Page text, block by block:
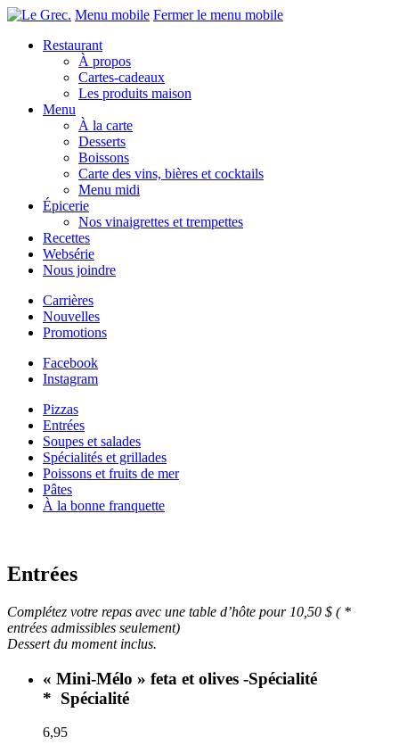
Menu mobile Fermer le menu mobile
Restaurant
À propos
Cartes-cadeaux
Les produits maison
Menu
À la carte
Desserts
Boissons
Carte des vins, bières et cocktails
Menu midi
Épicerie
Nos vinaigrettes et trempettes
Recettes
Websérie
Nous joindre
Carrières
Nouvelles
Promotions
Facebook
Instagram
Pizzas
Entrées
Soupes et salades
Spécialités et grillades
Poissons et fruits de mer
Pâtes
À la bonne franquette
Entrées
Complétez votre repas avec une table d’hôte pour 10,50 $ (*
entrées admissibles seulement)
Dessert du moment inclus.
« Mini-Mélo » feta et olives -Spécialité
* Spécialité
6,95